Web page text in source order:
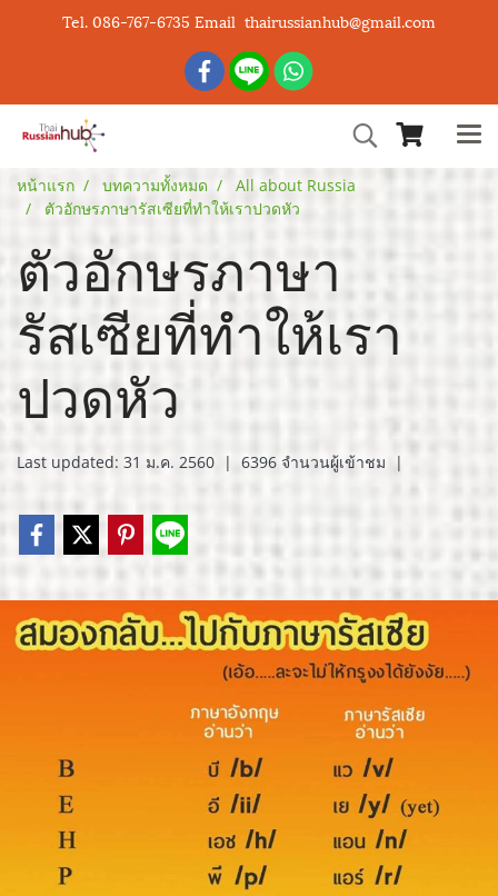
Tel. 086-767-6735 Email thairussianhub@gmail.com
หน้าแรก บทความทั้งหมด
All about Russia
ตัวอักษรภาษารัสเซียที่ทำให้เราปวดหัว
ตัวอักษรภาษา
รัสเซียที่ทำให้เรา
ปวดหัว
Last updated: 31 ม.ค. 2560 | 6396 จำนวนผู้เข้าชม |